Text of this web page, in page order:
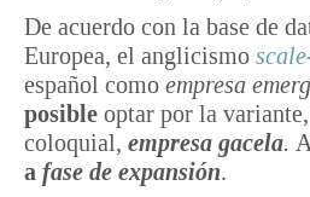
De acuerdo con la base de
Europea, el anglicismo
español como empresa
posible optar por la
coloquial, empresa gacela.
a fase de expansión.